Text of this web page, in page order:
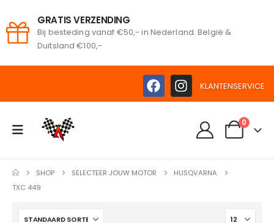
GRATIS VERZENDING
Bij besteding vanaf €50,- in Nederland. België &
Duitsland €100,-
KLANTENSERVICE
0
SHOP SELECTEER JOUW MOTOR
HUSQVARNA
TXC 449